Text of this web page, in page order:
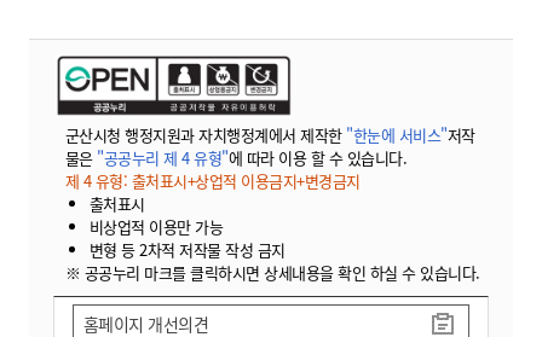
군산시청 행정지원과 자치행정계에서 제작한 "한눈에 서비스"저작
물은 "공공누리 제 4 유형"에 따라 이용 할 수 있습니다.
제 4 유형: 출처표시+상업적 이용금지+변경금지
출처표시
비상업적 이용만 가능
변형 등 2차적 저작물 작성 금지
※ 공공누리 마크를 클릭하시면 상세내용을 확인 하실 수 있습니다.
홈페이지 개선의견